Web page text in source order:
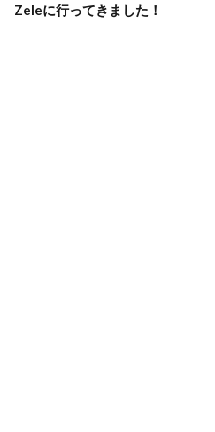
Zeleに行ってきました！